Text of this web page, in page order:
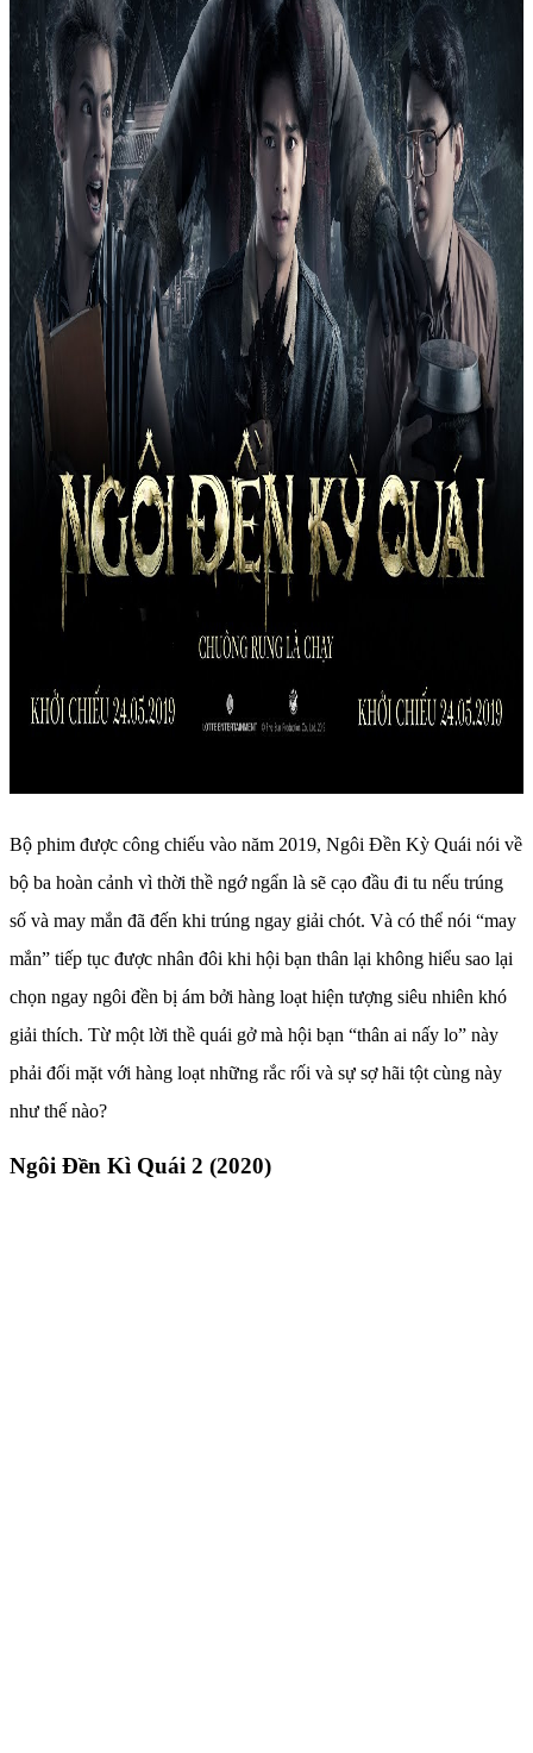
Bộ phim được công chiếu vào năm 2019, Ngôi Đền Kỳ Quái nói về
bộ ba hoàn cảnh vì thời thề ngớ ngẩn là sẽ cạo đầu đi tu nếu trúng
số và may mắn đã đến khi trúng ngay giải chót. Và có thể nói “may
mắn” tiếp tục được nhân đôi khi hội bạn thân lại không hiểu sao lại
chọn ngay ngôi đền bị ám bởi hàng loạt hiện tượng siêu nhiên khó
giải thích. Từ một lời thề quái gở mà hội bạn “thân ai nấy lo” này
phải đối mặt với hàng loạt những rắc rối và sự sợ hãi tột cùng này
như thế nào?
Ngôi Đền Kì Quái 2 (2020)